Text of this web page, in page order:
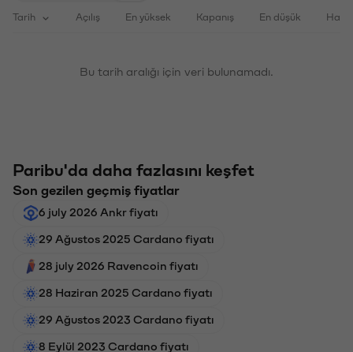
Tarih Açılış En yüksek Kapanış En düşük
Bu tarih aralığı için veri bulunamadı.
Paribu'da daha fazlasını keşfet
Son gezilen geçmiş fiyatlar
6 july 2026 Ankr fiyatı
29 Ağustos 2025 Cardano fiyatı
28 july 2026 Ravencoin fiyatı
28 Haziran 2025 Cardano fiyatı
29 Ağustos 2023 Cardano fiyatı
8 Eylül 2023 Cardano fiyatı